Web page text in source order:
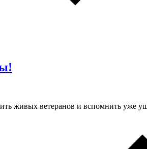
живых ветеранов и вспомнить уже